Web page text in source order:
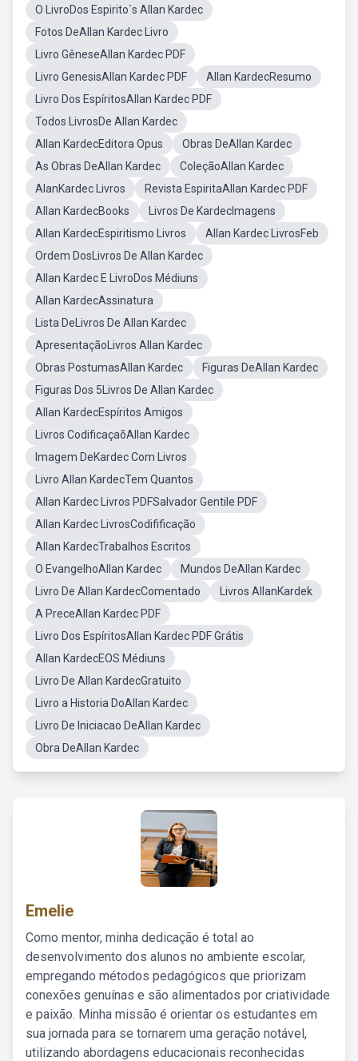
O LivroDos Espirito`s Allan Kardec
Fotos DeAllan Kardec Livro
Livro GêneseAllan Kardec PDF
Livro GenesisAllan Kardec PDF
Allan KardecResumo
Livro Dos EspíritosAllan Kardec PDF
Todos LivrosDe Allan Kardec
Allan KardecEditora Opus
Obras DeAllan Kardec
As Obras DeAllan Kardec
ColeçãoAllan Kardec
AlanKardec Livros
Revista EspiritaAllan Kardec PDF
Allan KardecBooks
Livros De KardecImagens
Allan KardecEspiritismo Livros
Allan Kardec LivrosFeb
Ordem DosLivros De Allan Kardec
Allan Kardec E LivroDos Médiuns
Allan KardecAssinatura
Lista DeLivros De Allan Kardec
ApresentaçãoLivros Allan Kardec
Obras PostumasAllan Kardec
Figuras DeAllan Kardec
Figuras Dos 5Livros De Allan Kardec
Allan KardecEspíritos Amigos
Livros CodificaçaõAllan Kardec
Imagem DeKardec Com Livros
Livro Allan KardecTem Quantos
Allan Kardec Livros PDFSalvador Gentile PDF
Allan Kardec LivrosCodifificação
Allan KardecTrabalhos Escritos
O EvangelhoAllan Kardec
Mundos DeAllan Kardec
Livro De Allan KardecComentado
Livros AllanKardek
A PreceAllan Kardec PDF
Livro Dos EspíritosAllan Kardec PDF Grátis
Allan KardecEOS Médiuns
Livro De Allan KardecGratuito
Livro a Historia DoAllan Kardec
Livro De Iniciacao DeAllan Kardec
Obra DeAllan Kardec
Emelie
Como mentor, minha dedicação é total ao
desenvolvimento dos alunos no ambiente escolar,
empregando métodos pedagógicos que priorizam
conexões genuínas e são alimentados por criatividade
e paixão. Minha missão é orientar os estudantes em
sua jornada para se tornarem uma geração notável,
utilizando abordagens educacionais reconhecidas